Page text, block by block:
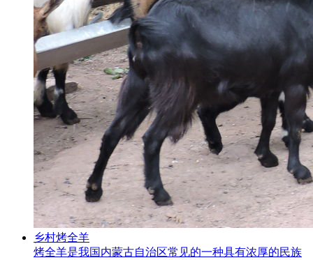
乡村烤全羊
烤全羊是我国内蒙古自治区常见的一种具有浓厚的民族